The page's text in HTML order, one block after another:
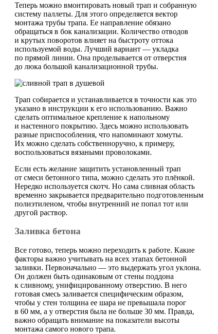
Теперь можно вмонтировать новый трап и собранную
систему паллеты. Для этого определяется вектор
монтажа трубы трапа. Ее направление обязано
обращаться в бок канализации. Количество отводов
и крутых поворотов влияет на быстроту оттока
используемой воды. Лучший вариант — укладка
по прямой линии. Она проделывается от отверстия
до люка большой канализационной трубы.
Трап собирается и устанавливается в точности как это
указано в инструкции к его использованию. Важно
сделать оптимальное крепление к напольному
и настенного покрытию. Здесь можно использовать
разные приспособления, что напоминают хомуты.
Их можно сделать собственноручно, к примеру,
воспользоваться вязаными проволоками.
Если есть желание защитить установленный трап
от смеси бетонного типа, можно сделать это плёнкой.
Нередко используется скотч. Но сама сливная область
временно закрывается предварительно подготовленным
полиэтиленом, чтобы внутренний не попал тот или
другой раствор.
Заливка бетона
Все готово, теперь можно переходить к работе. Какие
факторы важно учитывать на всех этапах бетонной
заливки. Первоначально — это выдержать угол уклона.
Он должен быть одинаковым от стены поддона
к сливному, унифицированному отверстию. В него
готовая смесь заливается специфическим образом,
чтобы у стен толщина ее шара не превышала порог
в 60 мм, а у отверстия была не больше 30 мм. Правда,
важно обращать внимание на показатели высоты
монтажа самого нового трапа.